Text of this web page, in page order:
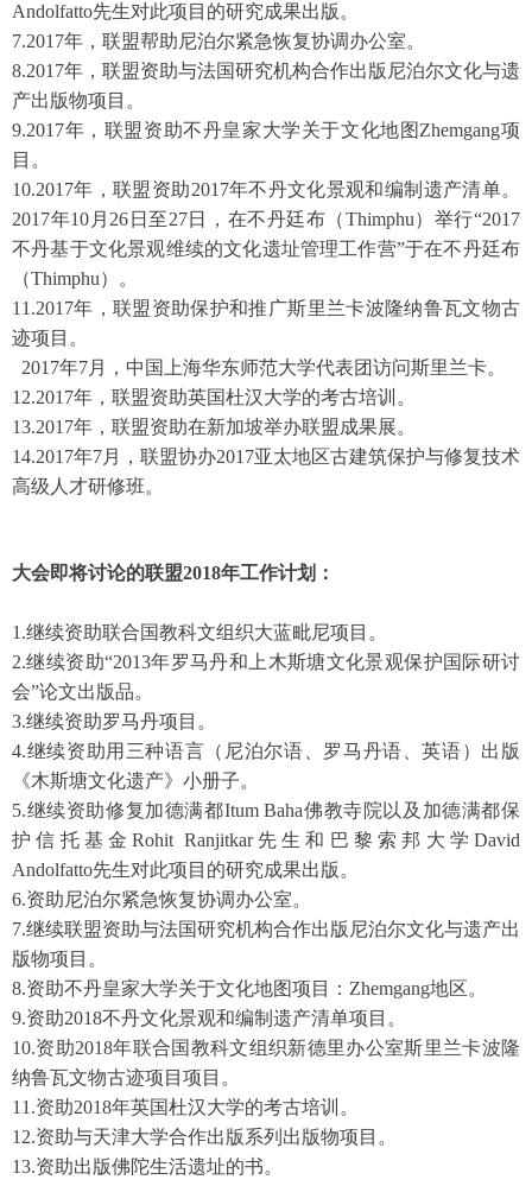
Andolfatto先生对此项目的研究成果出版。
7.2017年，联盟帮助尼泊尔紧急恢复协调办公室。
8.2017年，联盟资助与法国研究机构合作出版尼泊尔文化与遗
产出版物项目。
9.2017年，联盟资助不丹皇家大学关于文化地图Zhemgang项
目。
10.2017年，联盟资助2017年不丹文化景观和编制遗产清单。
2017年10月26日至27日，在不丹廷布（Thimphu）举行“2017
不丹基于文化景观维续的文化遗址管理工作营”于在不丹廷布
（Thimphu）。
11.2017年，联盟资助保护和推广斯里兰卡波隆纳鲁瓦文物古
迹项目。
2017年7月，中国上海华东师范大学代表团访问斯里兰卡。
12.2017年，联盟资助英国杜汉大学的考古培训。
13.2017年，联盟资助在新加坡举办联盟成果展。
14.2017年7月，联盟协办2017亚太地区古建筑保护与修复技术
高级人才研修班。
大会即将讨论的联盟2018年工作计划：
1.继续资助联合国教科文组织大蓝毗尼项目。
2.继续资助“2013年罗马丹和上木斯塘文化景观保护国际研讨
会”论文出版品。
3.继续资助罗马丹项目。
4.继续资助用三种语言（尼泊尔语、罗马丹语、英语）出版
《木斯塘文化遗产》小册子。
5.继续资助修复加德满都Itum Baha佛教寺院以及加德满都保
护信托基金Rohit Ranjitkar先生和巴黎索邦大学David
Andolfatto先生对此项目的研究成果出版。
6.资助尼泊尔紧急恢复协调办公室。
7.继续联盟资助与法国研究机构合作出版尼泊尔文化与遗产出
版物项目。
8.资助不丹皇家大学关于文化地图项目：Zhemgang地区。
9.资助2018不丹文化景观和编制遗产清单项目。
10.资助2018年联合国教科文组织新德里办公室斯里兰卡波隆
纳鲁瓦文物古迹项目项目。
11.资助2018年英国杜汉大学的考古培训。
12.资助与天津大学合作出版系列出版物项目。
13.资助出版佛陀生活遗址的书。